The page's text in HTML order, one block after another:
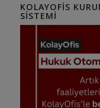
KOLAYOFIS
SISTEMI